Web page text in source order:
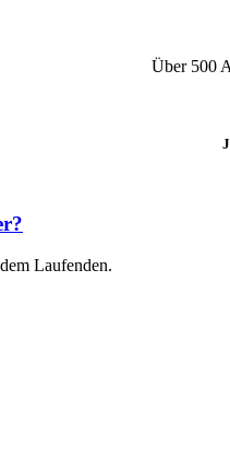
Über 500
Laufenden.